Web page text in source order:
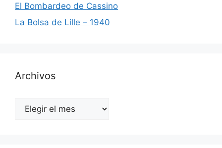
El Bombardeo de Cassino
La Bolsa de Lille – 1940
Archivos
Archivos